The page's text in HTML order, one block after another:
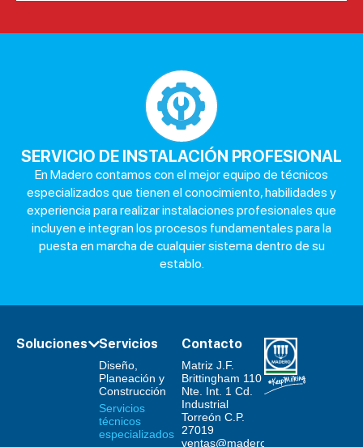
corrección
de fallas en
equipo de
ordeño,
enfriamiento
y
automatización.
Corrección
de problemas
de mastitis.
Corrección
de problemas
bacteriología.
conteo de
Asistencia de
emergencias
24 / 7 – 365.
SERVICIO DE INSTALACIÓN PROFESIONAL
En Madero contamos con el mejor equipo de técnicos
especializados que tienen el conocimiento, habilidades y
experiencia para realizar instalaciones profesionales que
incluyen e integran los procesos fundamentales para la
puesta en marcha de cualquier sistema dentro de su
establo.
Soluciones Servicios
Diseño,
Planeación y
Construcción
Servicios
técnicos
especializados
Contacto
Matriz J.F.
Brittingham 110
Nte. Int. 1 Cd.
Industrial
Torreón C.P.
27019
ventas@maderoequipos.com.mx